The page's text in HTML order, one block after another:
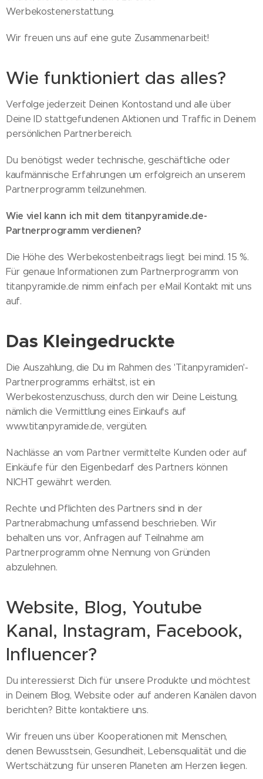
Werbekostenerstattung.
Wir freuen uns auf eine gute Zusammenarbeit!
Wie funktioniert das alles?
Verfolge jederzeit Deinen Kontostand und alle über
Deine ID stattgefundenen Aktionen und Traffic in Deinem
persönlichen Partnerbereich.
Du benötigst weder technische, geschäftliche oder
kaufmännische Erfahrungen um erfolgreich an unserem
Partnerprogramm teilzunehmen.
Wie viel kann ich mit dem titanpyramide.de-
Partnerprogramm verdienen?
Die Höhe des Werbekostenbeitrags liegt bei mind. 15 %.
Für genaue Informationen zum Partnerprogramm von
titanpyramide.de nimm einfach per eMail Kontakt mit uns
auf.
Das Kleingedruckte
Die Auszahlung, die Du im Rahmen des 'Titanpyramiden'-
Partnerprogramms erhältst, ist ein
Werbekostenzuschuss, durch den wir Deine Leistung,
nämlich die Vermittlung eines Einkaufs auf
www.titanpyramide.de, vergüten.
Nachlässe an vom Partner vermittelte Kunden oder auf
Einkäufe für den Eigenbedarf des Partners können
NICHT gewährt werden.
Rechte und Pflichten des Partners sind in der
Partnerabmachung umfassend beschrieben. Wir
behalten uns vor, Anfragen auf Teilnahme am
Partnerprogramm ohne Nennung von Gründen
abzulehnen.
Website, Blog, Youtube
Kanal, Instagram, Facebook,
Influencer?
Du interessierst Dich für unsere Produkte und möchtest
in Deinem Blog, Website oder auf anderen Kanälen davon
berichten? Bitte kontaktiere uns.
Wir freuen uns über Kooperationen mit Menschen,
denen Bewusstsein, Gesundheit, Lebensqualität und die
Wertschätzung für unseren Planeten am Herzen liegen.